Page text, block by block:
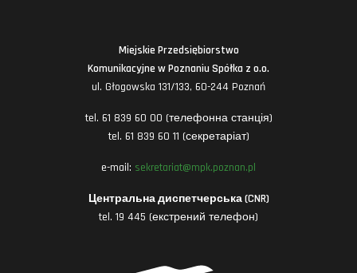
Miejskie Przedsiębiorstwo
Komunikacyjne w Poznaniu Spółka z o.o.
ul. Głogowska 131/133, 60-244 Poznań
tel. 61 839 60 00 (телефонна станція)
tel. 61 839 60 11 (секретаріат)
e-mail: sekretariat@mpk.poznan.pl
Центральна диспетчерська (CNR)
tel. 19 445 (екстрений телефон)